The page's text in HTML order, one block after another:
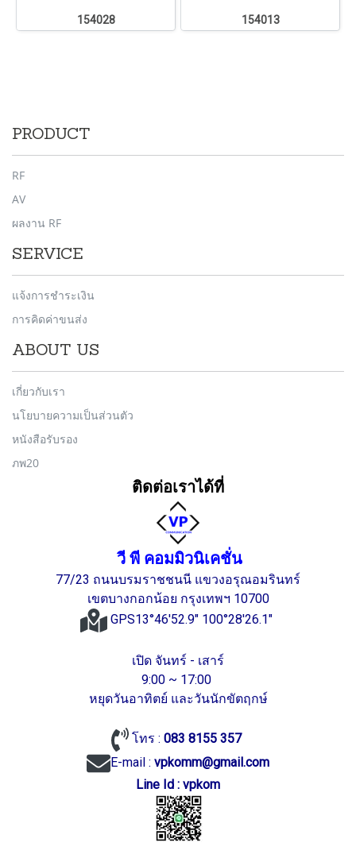
154028 154013
PRODUCT
RF
AV
ผลงาน RF
SERVICE
แจ้งการชำระเงิน
การคิดค่าขนส่ง
ABOUT US
เกี่ยวกับเรา
นโยบายความเป็นส่วนตัว
หนังสือรับรอง
ภพ20
ติดต่อเราได้ที่
วี พี คอมมิวนิเคชั่น
77/23 ถนนบรมราชชนนี แขวงอรุณอมรินทร์
เขตบางกอกน้อย กรุงเทพฯ 10700
GPS13°46'52.9" 100°28'26.1"
เปิด จันทร์ - เสาร์
9:00 ~ 17:00
หยุดวันอาทิตย์ และวันนักขัตฤกษ์
โทร :083 8155 357
E-mail : vpkomm@gmail.com
Line Id : vpkom